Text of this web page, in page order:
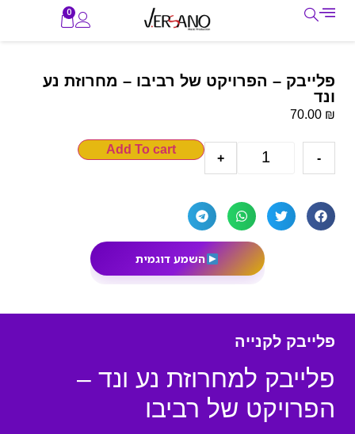
0
פלייבק – הפרויקט של רביבו – מחרוזת נע
ונד
70.00 ₪
-
+
Add To cart
השמע דוגמית
פלייבק לקנייה
פלייבק למחרוזת נע ונד –
הפרויקט של רביבו